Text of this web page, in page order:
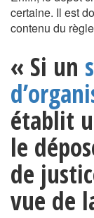
certaine. Il est
contenu du
« Si un
établit
le
de
vue de